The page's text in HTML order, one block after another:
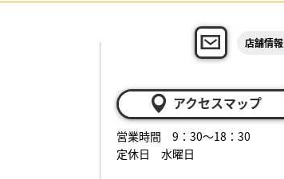
店舗情報
アクセスマップ
営業時間 9：30～18：30
定休日 水曜日